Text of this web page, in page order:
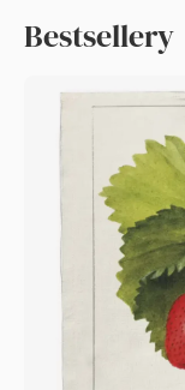
Bestsellery